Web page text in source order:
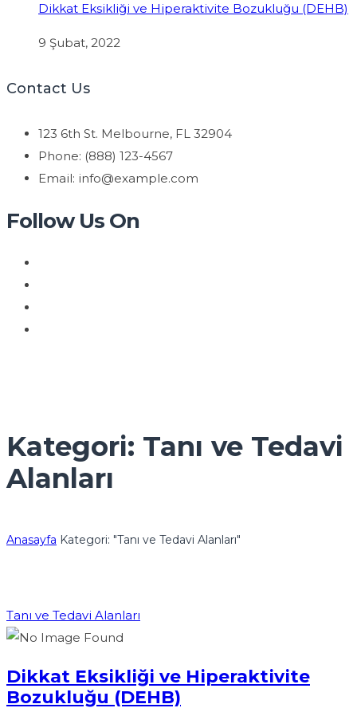
Dikkat Eksikliği ve Hiperaktivite Bozukluğu (DEHB)
9 Şubat, 2022
Contact Us
123 6th St. Melbourne, FL 32904
Phone: (888) 123-4567
Email: info@example.com
Follow Us On
Kategori: Tanı ve Tedavi
Alanları
Anasayfa Kategori: "Tanı ve Tedavi Alanları"
Tanı ve Tedavi Alanları
Dikkat Eksikliği ve Hiperaktivite
Bozukluğu (DEHB)